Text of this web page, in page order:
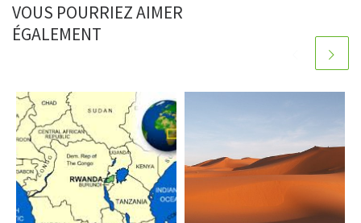
VOUS POURRIEZ AIMER
ÉGALEMENT